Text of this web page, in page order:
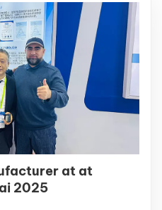
at at
2025